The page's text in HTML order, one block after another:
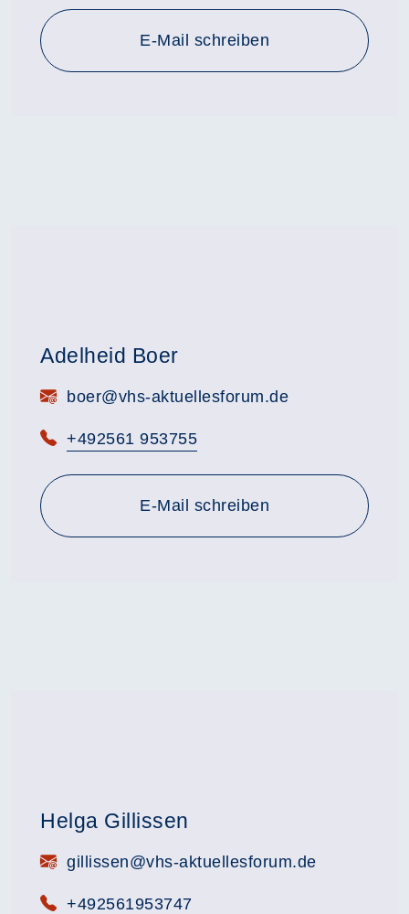
E-Mail schreiben
Adelheid Boer
E-Mail:boer@vhs-aktuellesforum.de
Telefon:
+492561 953755
E-Mail schreiben
Helga Gillissen
E-Mail:gillissen@vhs-aktuellesforum.de
Telefon:
+492561953747